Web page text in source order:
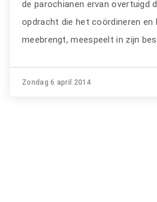
de parochianen ervan overtuigd
opdracht die het coördineren en
meebrengt, meespeelt in zijn
Zondag 6 april 2014